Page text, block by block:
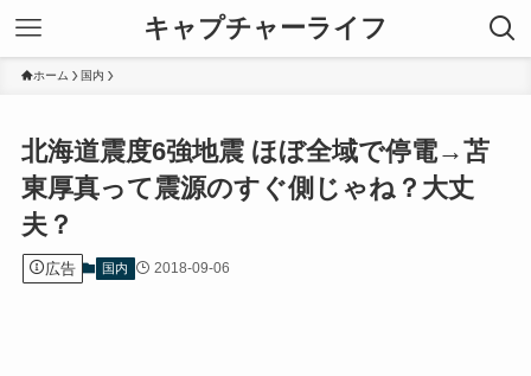
キャプチャーライフ
ホーム 国内
北海道震度6強地震 ほぼ全域で停電→苫
東厚真って震源のすぐ側じゃね？大丈
夫？
広告 国内 2018-09-06